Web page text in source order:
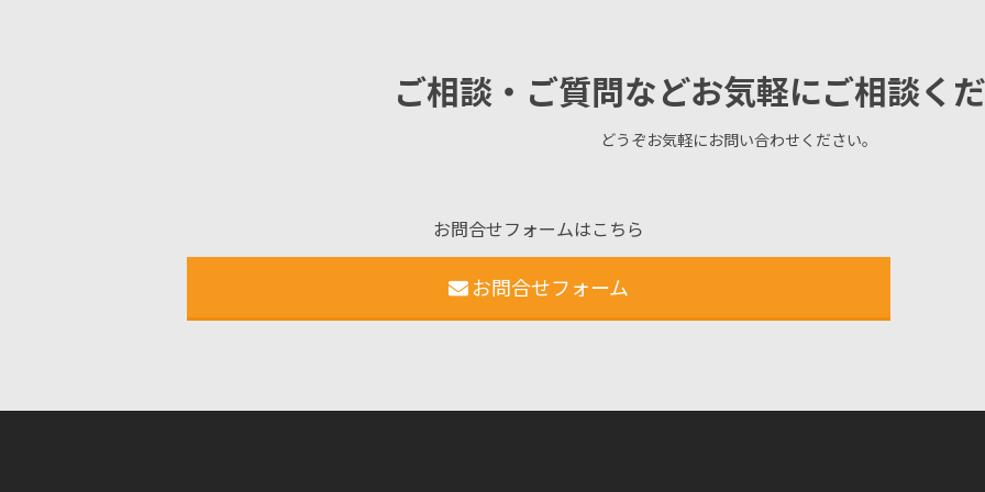
ご相談・ご質問などお気軽にご相談く
どうぞお気軽にお問い合わせください。
お問合せフォームはこちら
お問合せフォーム